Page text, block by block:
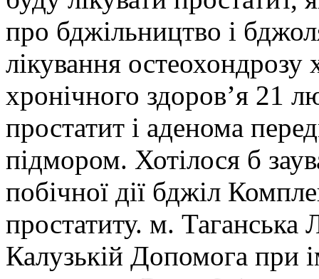
про бджільництво і
лікування остеохондрозу
хронічного здоров’я 21
простатит і аденома
підмором. Хотілося б
побічної дії бджіл
простатиту. м. Таганська
Калузькій Допомога при